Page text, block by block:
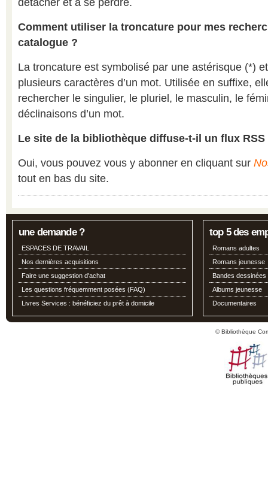
détacher et à se perdre.
Comment utiliser la troncature pour mes
catalogue ?
La troncature est symbolisé par une astérisque (*)
plusieurs caractères d’un mot. Utilisée en suffixe,
rechercher le singulier, le pluriel, le masculin, le
déclinaisons d’un mot.
Le site de la bibliothèque diffuse-t-il un flux RSS
Oui, vous pouvez vous y abonner en cliquant sur
tout en bas du site.
une demande ?
ESPACES DE TRAVAIL
Nos dernières acquisitions
Faire une suggestion d'achat
Les questions fréquemment posées (FAQ)
Livres Services : bénéficiez du prêt à domicile
top 5 des
Romans adultes
Romans jeunesse
Bandes dessinées
Albums jeunesse
Documentaires
© Bibliothèque